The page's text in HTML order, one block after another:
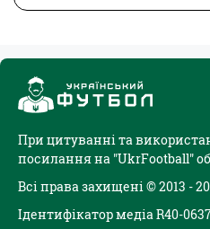
При цитуванні та
посилання на "UkrFootball"
Всі права захищені © 2013 -
Ідентифікатор медіа R40-